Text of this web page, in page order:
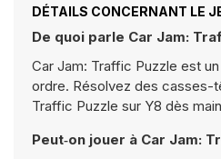
DÉTAILS CONCERNANT LE
De quoi parle Car Jam:
Car Jam: Traffic Puzzle est
ordre. Résolvez des casses-
Traffic Puzzle sur Y8 dès
Peut‑on jouer à Car Jam: